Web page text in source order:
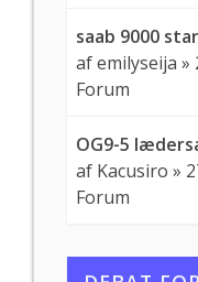
saab 9000
afemilyseija »
Forum
OG9-5
af Kacusiro »
Forum